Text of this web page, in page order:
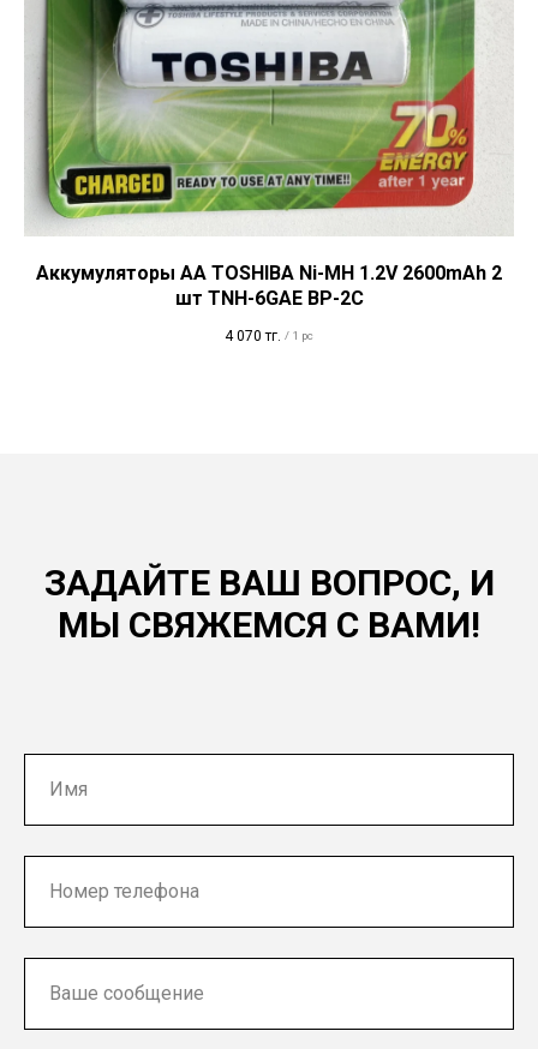
Аккумуляторы АА TOSHIBA Ni-MH 1.2V 2600mAh 2
шт TNH-6GAE BP-2C
4 070 тг. / 1 pc
ЗАДАЙТЕ ВАШ ВОПРОС, И
МЫ СВЯЖЕМСЯ С ВАМИ!